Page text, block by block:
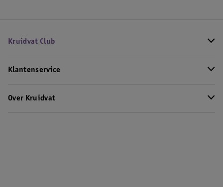
Kruidvat Club
Klantenservice
Over Kruidvat